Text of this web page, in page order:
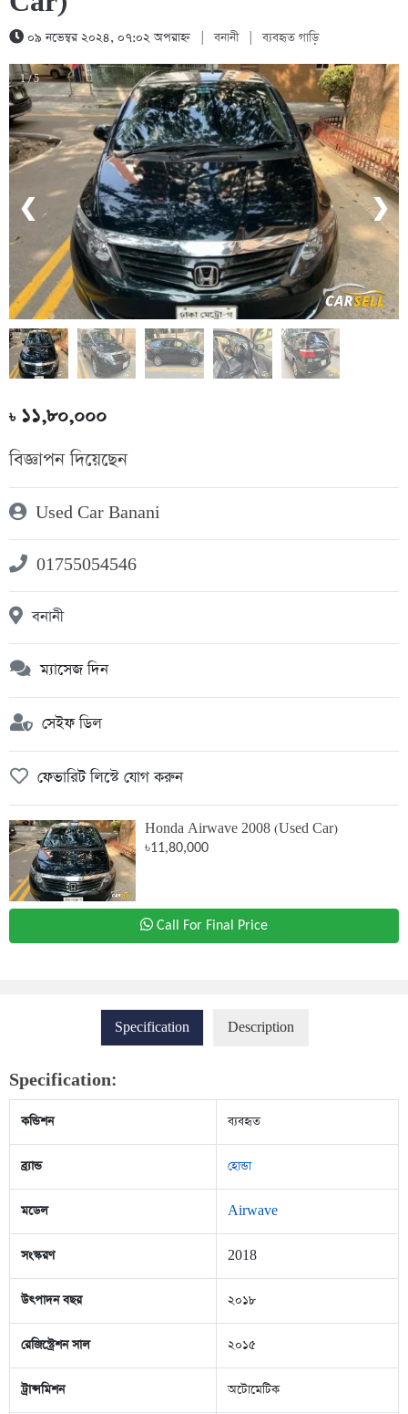
০৯ নভেম্বর ২০২৪, ০৭:০২ অপরাহ্ন বনানী ব্যবহৃত গাড়ি
1 / 5
❮ ❯
৳১১,৮০,০০০
বিজ্ঞাপন দিয়েছেন
Used Car Banani
01755054546
বনানী
ম্যাসেজ দিন
সেইফ ডিল
ফেভারিট লিস্টে যোগ করুন
Honda Airwave 2008 (Used Car)
৳11,80,000
Call For Final Price
Specification Description
Specification:
কন্ডিশন ব্যবহৃত
ব্র্যান্ড হোন্ডা
মডেল Airwave
সংস্করণ 2018
উৎপাদন বছর ২০১৮
রেজিস্ট্রেশন সাল ২০১৫
ট্রান্সমিশন অটোমেটিক